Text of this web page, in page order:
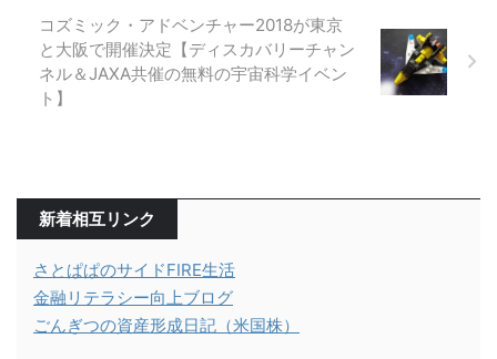
コズミック・アドベンチャー2018が東京
と大阪で開催決定【ディスカバリーチャン
ネル＆JAXA共催の無料の宇宙科学イベン
ト】
新着相互リンク
さとぱぱのサイドFIRE生活
金融リテラシー向上ブログ
ごんぎつの資産形成日記（米国株）